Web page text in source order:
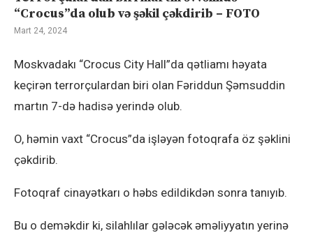
“Crocus”da olub və şəkil çəkdirib – FOTO
Mart 24, 2024
Moskvadakı “Crocus City Hall”da qətliamı həyata
keçirən terrorçulardan biri olan Fəriddun Şəmsuddin
martın 7-də hadisə yerində olub.
O, həmin vaxt “Crocus”da işləyən fotoqrafa öz şəklini
çəkdirib.
Fotoqraf cinayətkarı o həbs edildikdən sonra tanıyıb.
Bu o deməkdir ki, silahlılar gələcək əməliyyatın yerinə